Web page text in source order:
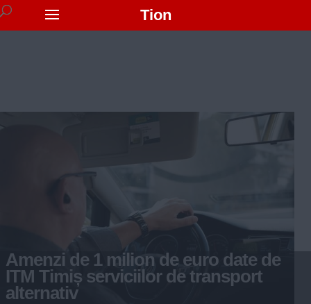
Tion
Amenzi de 1 milion de euro date de
ITM Timiș serviciilor de transport
alternativ